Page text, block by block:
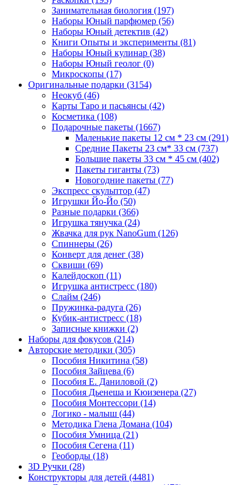
Занимательная биология (197)
Наборы Юный парфюмер (56)
Наборы Юный детектив (42)
Книги Опыты и эксперименты (81)
Наборы Юный кулинар (38)
Наборы Юный геолог (0)
Микроскопы (17)
Оригинальные подарки (3154)
Неокуб (46)
Карты Таро и пасьянсы (42)
Косметика (108)
Подарочные пакеты (1667)
Маленькие пакеты 12 см * 23 см (291)
Средние Пакеты 23 см* 33 см (737)
Большие пакеты 33 см * 45 см (402)
Пакеты гиганты (73)
Новогодние пакеты (77)
Экспресс скульптор (47)
Игрушки Йо-Йо (50)
Разные подарки (366)
Игрушка тянучка (24)
Жвачка для рук NanoGum (126)
Спиннеры (26)
Конверт для денег (38)
Сквиши (69)
Калейдоскоп (11)
Игрушка антистресс (180)
Слайм (246)
Пружинка-радуга (26)
Кубик-антистресс (18)
Записные книжки (2)
Наборы для фокусов (214)
Авторские методики (305)
Пособия Никитина (58)
Пособия Зайцева (6)
Пособия Е. Даниловой (2)
Пособия Дьенеша и Кюизенера (27)
Пособия Монтессори (14)
Логико - малыш (44)
Методика Глена Домана (104)
Пособия Умница (21)
Пособия Сегена (11)
Геоборды (18)
3D Ручки (28)
Конструкторы для детей (4481)